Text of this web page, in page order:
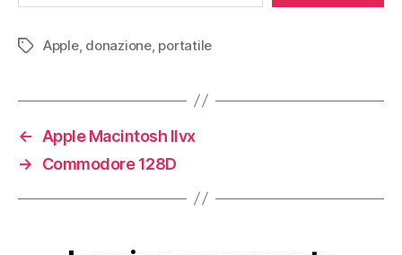
Tag Apple, donazione, portatile
←
Apple Macintosh IIvx
→
Commodore 128D